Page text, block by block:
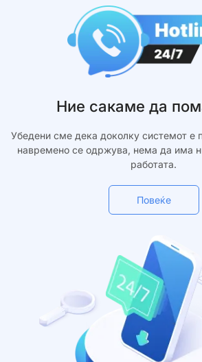
Ние сакаме да
Убедени сме дека доколку системот е
навремено се одржува, нема да има
работата.
Повеќе